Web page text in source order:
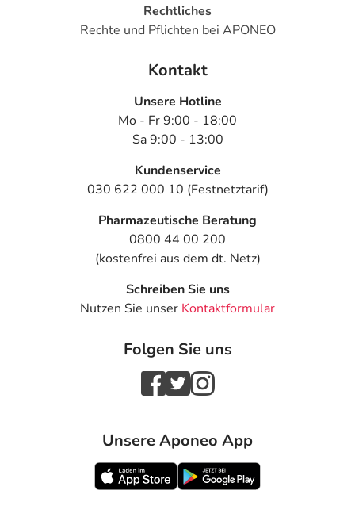
Rechtliches
Rechte und Pflichten bei APONEO
Kontakt
Unsere Hotline
Mo - Fr 9:00 - 18:00
Sa 9:00 - 13:00
Kundenservice
030 622 000 10 (Festnetztarif)
Pharmazeutische Beratung
0800 44 00 200
(kostenfrei aus dem dt. Netz)
Schreiben Sie uns
Nutzen Sie unser Kontaktformular
Folgen Sie uns
Unsere Aponeo App